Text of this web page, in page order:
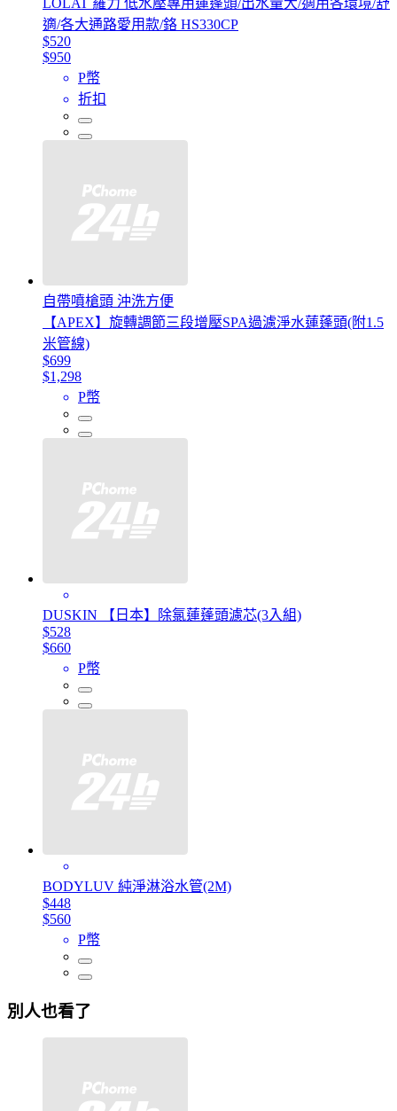
LOLAT 羅力 低水壓專用蓮蓬頭/出水量大/適用各環境/舒
適/各大通路愛用款/鉻 HS330CP
$520
$950
P幣
折扣
自帶噴槍頭 沖洗方便
【APEX】旋轉調節三段增壓SPA過濾淨水蓮蓬頭(附1.5
米管線)
$699
$1,298
P幣
DUSKIN 【日本】除氯蓮蓬頭濾芯(3入組)
$528
$660
P幣
BODYLUV 純淨淋浴水管(2M)
$448
$560
P幣
別人也看了